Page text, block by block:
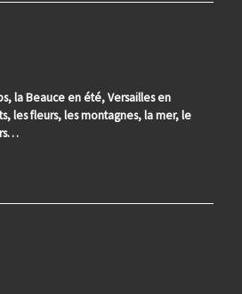
la Beauce en été, Versailles en
les fleurs, les montagnes, la mer, le